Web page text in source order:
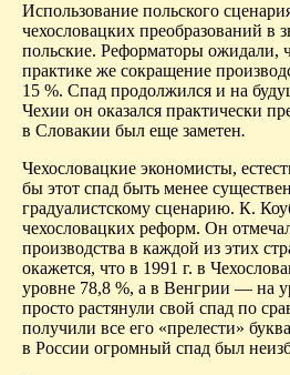
Использование польского
чехословацких преобразований в
польские. Реформаторы ожидали,
практике же сокращение
15 %. Спад продолжился и на
Чехии он оказался практически
в Словакии был еще заметен.
Чехословацкие экономисты,
бы этот спад быть менее
градуалистскому сценарию. К.
чехословацких реформ. Он
производства в каждой из этих
окажется, что в 1991 г. в
уровне 78,8 %, а в Венгрии — на
просто растянули свой спад по
получили все его «прелести»
в России огромный спад был